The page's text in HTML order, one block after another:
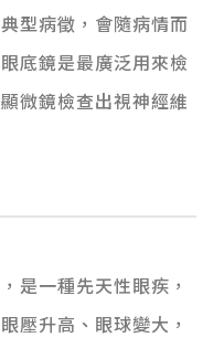
型病徵，會隨病情而
底鏡是最廣泛用來檢
微鏡檢查出視神經維
是一種先天性眼疾，
壓升高、眼球變大，